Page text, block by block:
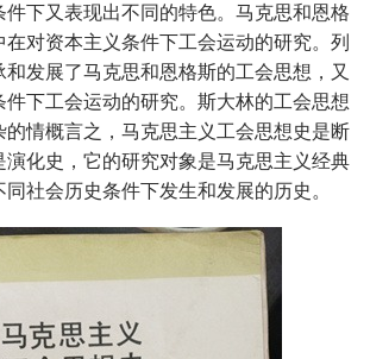
件下又表现出不同的特色。马克思和恩格
对资本主义条件下工会运动的研究。列
发展了马克思和恩格斯的工会思想，又
件下工会运动的研究。斯大林的工会思想
的情概言之，马克思主义工会思想史是断
演化史，它的研究对象是马克思主义经典
社会历史条件下发生和发展的历史。